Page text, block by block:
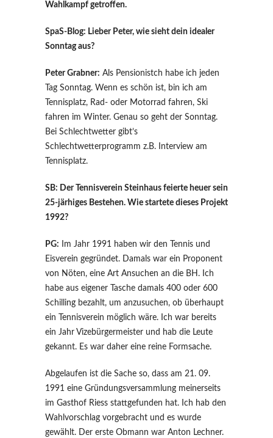
Wahlkampf getroffen.
SpaS-Blog: Lieber Peter, wie sieht dein idealer
Sonntag aus?
Peter Grabner: Als Pensionistch habe ich jeden
Tag Sonntag. Wenn es schön ist, bin ich am
Tennisplatz, Rad- oder Motorrad fahren, Ski
fahren im Winter. Genau so geht der Sonntag.
Bei Schlechtwetter gibt’s
Schlechtwetterprogramm z.B. Interview am
Tennisplatz.
SB: Der Tennisverein Steinhaus feierte heuer sein
25-järhiges Bestehen. Wie startete dieses Projekt
1992?
PG: Im Jahr 1991 haben wir den Tennis und
Eisverein gegründet. Damals war ein Proponent
von Nöten, eine Art Ansuchen an die BH. Ich
habe aus eigener Tasche damals 400 oder 600
Schilling bezahlt, um anzusuchen, ob überhaupt
ein Tennisverein möglich wäre. Ich war bereits
ein Jahr Vizebürgermeister und hab die Leute
gekannt. Es war daher eine reine Formsache.
Abgelaufen ist die Sache so, dass am 21. 09.
1991 eine Gründungsversammlung meinerseits
im Gasthof Riess stattgefunden hat. Ich hab den
Wahlvorschlag vorgebracht und es wurde
gewählt. Der erste Obmann war Anton Lechner.